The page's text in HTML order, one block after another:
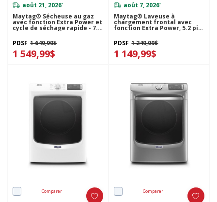
août 21, 2026*
Maytag® Sécheuse au gaz
avec fonction Extra Power et
cycle de séchage rapide - 7.3
pi cu MGD8630HW
PDSF 1 649,99$
1 549,99$
août 7, 2026*
Maytag® Laveuse à
chargement frontal avec
fonction Extra Power, 5.2 pi³
PDSF 1 249,99$
1 149,99$
Comparer Comparer